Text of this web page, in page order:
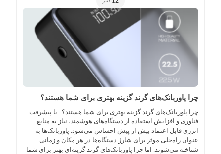
چرا پاوربانک‌های گرند گزینه بهتری برای شما هستند؟
چرا پاوربانک‌های گرند گزینه بهتری برای شما هستند؟ با پیشرفت
فناوری و افزایش استفاده از دستگاه‌های هوشمند، نیاز به منابع
انرژی قابل اعتماد بیش از پیش احساس می‌شود. پاوربانک‌ها به
عنوان راه‌حلی موثر برای شارژ دستگاه‌ها در هر مکان و زمانی
شناخته می‌شوند. اما چرا پاوربانک‌های گرند گزینه‌ای بهتر برای شما